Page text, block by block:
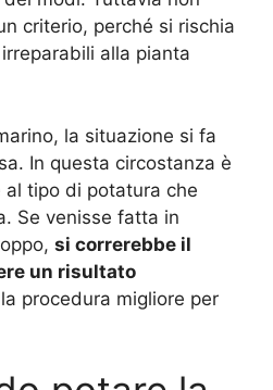
criterio, perché si rischia
alla pianta
la situazione si fa
In questa circostanza è
tipo di potatura che
Se venisse fatta in
si correrebbe il
un risultato
procedura migliore per